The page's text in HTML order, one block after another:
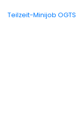
Teilzeit-Minijob OGTS